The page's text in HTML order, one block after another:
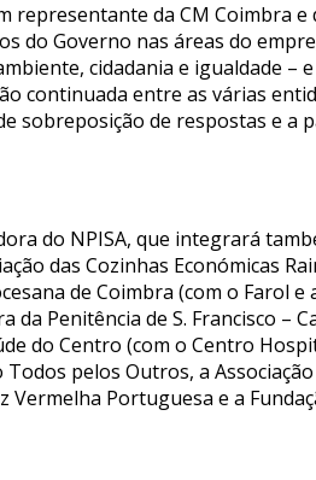
representante da CM Coimbra
do Governo nas áreas do
cidadania e igualdade –
continuada entre as várias
sobreposição de respostas e
do NPISA, que integrará
das Cozinhas Económicas
de Coimbra (com o Farol e
Penitência de S. Francisco –
do Centro (com o Centro
Todos pelos Outros, a
Vermelha Portuguesa e a